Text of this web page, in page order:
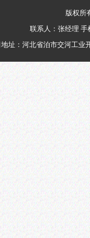
版权所
联系人：张经理 手
址：河北省泊市交河工业